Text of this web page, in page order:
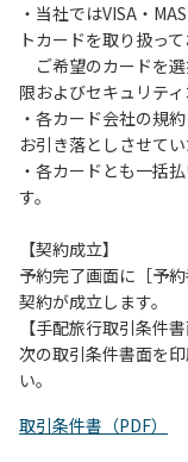
・当社ではVISA・
トカードを取り扱って
ご希望のカードを
限およびセキュリテ
・各カード会社の規
お引き落としさせてい
・各カードとも一括
す。
【契約成立】
予約完了画面に［予
契約が成立します。
【手配旅行取引条件書
次の取引条件書面を
い。
取引条件書（PDF）